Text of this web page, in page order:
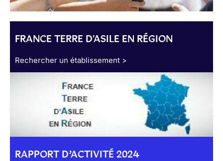
FRANCE TERRE D'ASILE EN RÉGION
Rechercher un établissement >
RAPPORT D’ACTIVITÉ 2024